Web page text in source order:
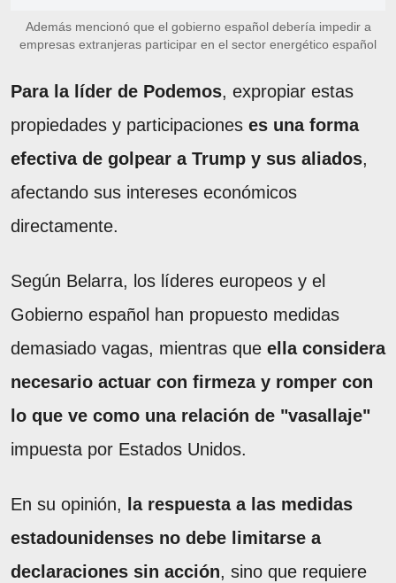
Además mencionó que el gobierno español debería impedir a
empresas extranjeras participar en el sector energético español
Para la líder de Podemos, expropiar estas
propiedades y participaciones es una forma
efectiva de golpear a Trump y sus aliados,
afectando sus intereses económicos
directamente.
Según Belarra, los líderes europeos y el
Gobierno español han propuesto medidas
demasiado vagas, mientras que ella considera
necesario actuar con firmeza y romper con
lo que ve como una relación de "vasallaje"
impuesta por Estados Unidos.
En su opinión,
la respuesta a las medidas
estadounidenses no debe limitarse a
declaraciones sin acción, sino que requiere